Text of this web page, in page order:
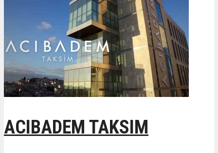
ACIBADEM TAKSIM